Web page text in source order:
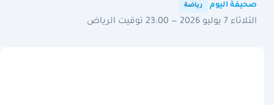
صحيفة اليوم رياضة
الثلاثاء 7 يوليو 2026 — 23:00 توقيت الرياض